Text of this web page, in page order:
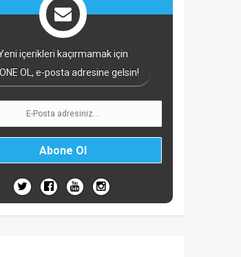
içerikleri kaçırmamak için
OL, e-posta adresine gelsin!